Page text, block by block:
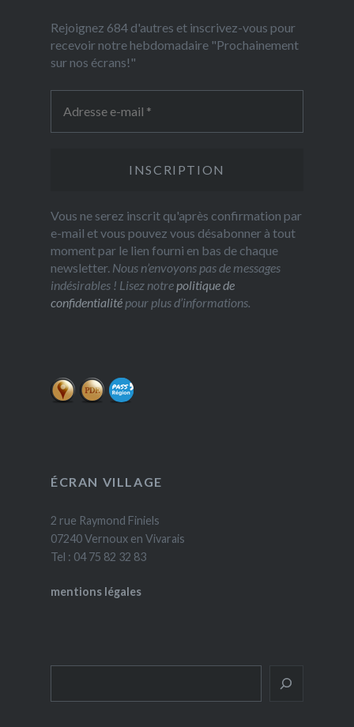
Rejoignez 684 d'autres et inscrivez-vous pour
recevoir notre hebdomadaire "Prochainement
sur nos écrans!"
Vous ne serez inscrit qu'après confirmation par
e-mail et vous pouvez vous désabonner à tout
moment par le lien fourni en bas de chaque
newsletter. Nous n’envoyons pas de messages
indésirables ! Lisez notrepolitique de
confidentialitépour plus d’informations.
ÉCRAN VILLAGE
2 rue Raymond Finiels
07240 Vernoux en Vivarais
Tel : 04 75 82 32 83
mentions légales